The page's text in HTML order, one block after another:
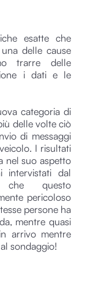
esatte che
delle cause
trarre delle
i dati e le
categoria di
delle volte ciò
di messaggi
I risultati
nel suo aspetto
intervistati dal
che questo
pericoloso
persone ha
mentre quasi
arrivo mentre
sondaggio!